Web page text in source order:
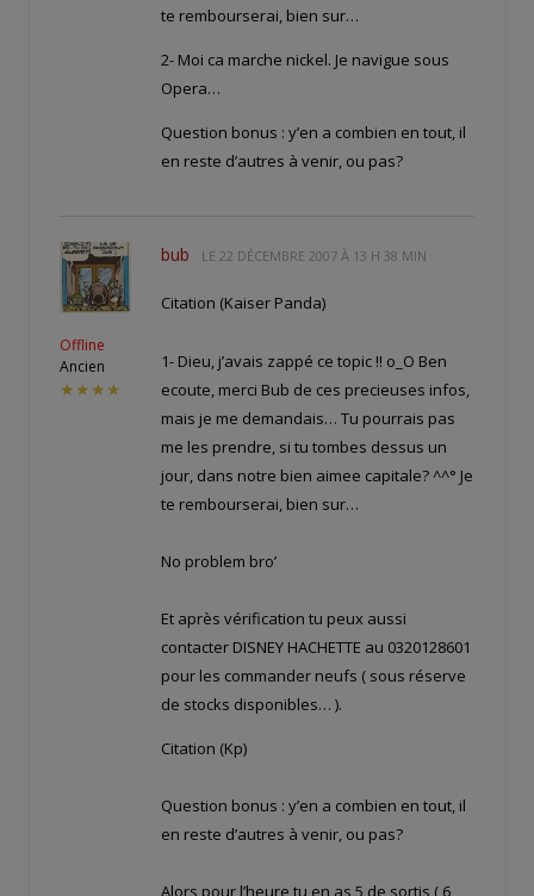
te rembourserai, bien sur…
2- Moi ca marche nickel. Je navigue sous
Opera…
Question bonus : y’en a combien en tout, il
en reste d’autres à venir, ou pas?
Offline
Ancien
★★★★
bub LE 22 DÉCEMBRE 2007 À 13 H 38 MIN
Citation (Kaiser Panda)
1- Dieu, j’avais zappé ce topic !! o_O Ben
ecoute, merci Bub de ces precieuses infos,
mais je me demandais… Tu pourrais pas
me les prendre, si tu tombes dessus un
jour, dans notre bien aimee capitale? ^^° Je
te rembourserai, bien sur…
No problem bro’
Et après vérification tu peux aussi
contacter DISNEY HACHETTE au 0320128601
pour les commander neufs ( sous réserve
de stocks disponibles… ).
Citation (Kp)
Question bonus : y’en a combien en tout, il
en reste d’autres à venir, ou pas?
Alors pour l’heure tu en as 5 de sortis ( 6